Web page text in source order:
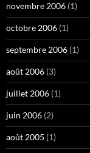
novembre 2006 (1)
octobre 2006 (1)
septembre 2006 (1)
août 2006 (3)
juillet 2006 (1)
juin 2006 (2)
août 2005 (1)